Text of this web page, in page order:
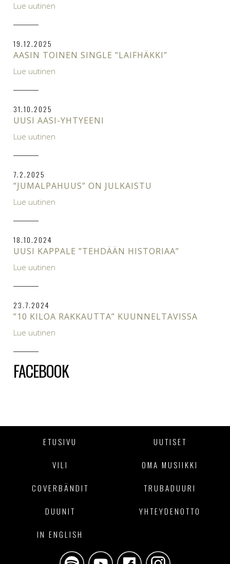
Lue uutinen
19.12.2025
AASIN TOINEN SINGLE ”LAIFHÄKKI”
Lue uutinen
31.10.2025
UUSI AASI-YHTYEENI
Lue uutinen
7.2.2025
”JUMALPAHUUS” ON JULKAISTU
Lue uutinen
18.10.2024
UUSI KAPPALE ”TEHDÄÄN HISTORIAA”
Lue uutinen
23.7.2024
”10 KILOA RAKKAUTTA” KUUNNELTAVISSA
Lue uutinen
FACEBOOK
ETUSIVU UUTISET
VILI OMA MUSIIKKI
COVERBÄNDIT TRUBADUURI
DUUNIT YHTEYDENOTTO
IN ENGLISH